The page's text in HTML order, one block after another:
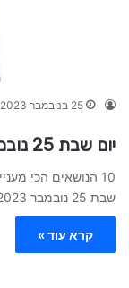
25 בנובמבר 2023
יום שבת 25 נובמבר 2023 מבזק חדשות כלכלה
10 הנושאים הכי
שבת 25 נובמבר 2023: בריחת המפרסמים נמשכת: מאסק איבד 200…
קרא עוד »